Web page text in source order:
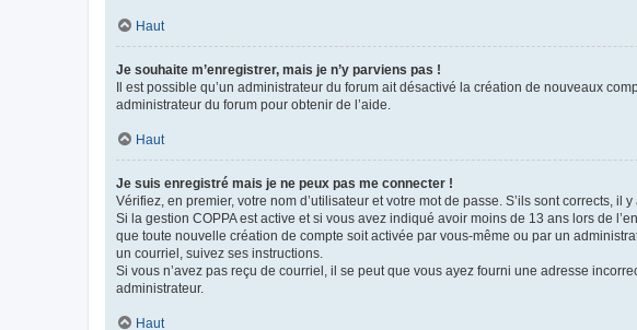
Haut
Je souhaite m’enregistrer, mais je n’y parviens pas !
Il est possible qu’un administrateur du forum ait désactivé la création de nouveaux
administrateur du forum pour obtenir de l’aide.
Haut
Je suis enregistré mais je ne peux pas me connecter !
Vérifiez, en premier, votre nom d’utilisateur et votre mot de passe. S’ils sont corrects, il
Si la gestion COPPA est active et si vous avez indiqué avoir moins de 13 ans lors de
que toute nouvelle création de compte soit activée par vous-même ou par un
un courriel, suivez ses instructions.
Si vous n’avez pas reçu de courriel, il se peut que vous ayez fourni une adresse
administrateur.
Haut